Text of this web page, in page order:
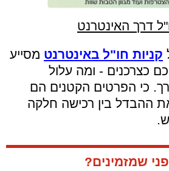
דרך האינטרנט
קניות חו"ל באינטרנט מסייע
כצרכנים - ומה עלול
כי הפרטים הקטנים הם
ההבדל בין רכישה חלקה
שמזמינים?